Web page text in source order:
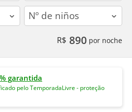
children
R$ 890 por noche
garantida
pelo TemporadaLivre - proteção